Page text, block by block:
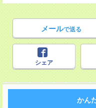
メールで送る
シェア
かん